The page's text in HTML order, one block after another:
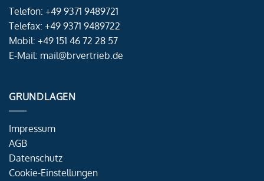
Telefon: +49 9371 9489721
Telefax: +49 9371 9489722
Mobil: +49 151 46 72 28 57
E-Mail: mail@brvertrieb.de
GRUNDLAGEN
Impressum
AGB
Datenschutz
Cookie-Einstellungen